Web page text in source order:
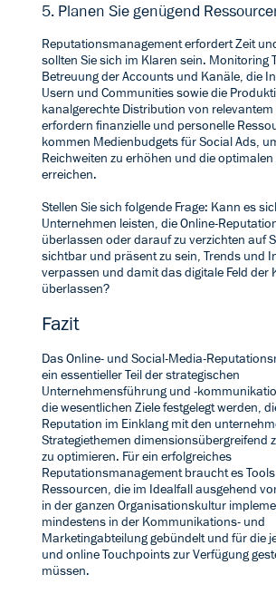
5. Planen Sie genügend
Reputationsmanagement erfordert Zeit
sollten Sie sich im Klaren sein. Monitoring
Betreuung der Accounts und Kanäle, die
Usern und Communities sowie die
kanalgerechte Distribution von relevantem
erfordern finanzielle und personelle
kommen Medienbudgets für Social Ads,
Reichweiten zu erhöhen und die
erreichen.
Stellen Sie sich folgende Frage: Kann es
Unternehmen leisten, die Online-
überlassen oder darauf zu verzichten auf
sichtbar und präsent zu sein, Trends und
verpassen und damit das digitale Feld der
überlassen?
Fazit
Das Online- und Social-Media-
ein essentieller Teil der strategischen
Unternehmensführung und -
die wesentlichen Ziele festgelegt werden,
Reputation im Einklang mit den
Strategiethemen dimensionsübergreifend
zu optimieren. Für ein erfolgreiches
Reputationsmanagement braucht es
Ressourcen, die im Idealfall ausgehend
in der ganzen Organisationskultur
mindestens in der Kommunikations- und
Marketingabteilung gebündelt und für die
und online Touchpoints zur Verfügung
müssen.